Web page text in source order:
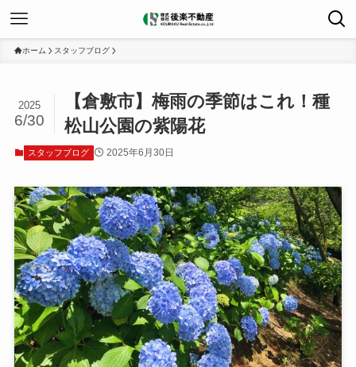
ホーム スタッフブログ
【倉敷市】梅雨の季節はこれ！種
松山公園の紫陽花
2025
6/30
スタッフブログ 2025年6月30日